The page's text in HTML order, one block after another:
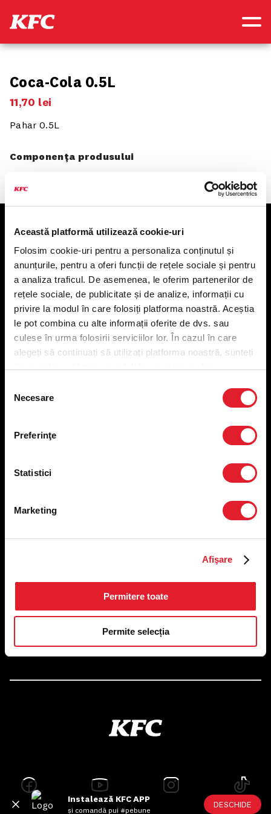
Această platformă utilizează cookie-uri
Folosim cookie-uri pentru a personaliza conținutul și
anunțurile, pentru a oferi funcții de rețele sociale și pentru
a analiza traficul. De asemenea, le oferim partenerilor de
rețele sociale, de publicitate și de analize, informații cu
privire la modul în care folosiți platforma noastră. Aceștia
le pot combina cu alte informații oferite de dvs. sau
culese în urma folosirii serviciilor lor. În cazul în care
alegeți să continuați să utilizați platforma noastră, sunteți
consimțământului
Necesare
Preferinţe
Statistici
Marketing
Afişare
Permitere toate
Permite selecția
Instalează KFC APP
și comandă pui #pebune
DESCHIDE
Coca-Cola 0.5L
11,70 lei
Pahar 0.5L
Componența produsului
KFC
Meniu livrare
Meniu ridicare
Nutriționale și Alergeni
Abonare Newsletter
Contact
Utile
Termeni și condiții
Politica de confidențialitate
ANPC
RO6645790, J40/24660/1994, Rev. Caen (2) 5610 -
Puncte de lucru